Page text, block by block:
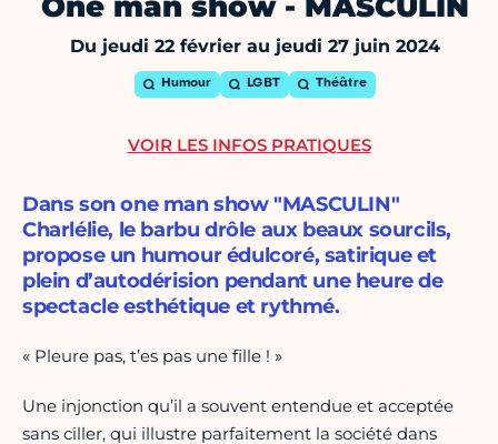
Du jeudi 22 février au jeudi 27 juin 2024
Humour LGBT Théâtre
Dans son one man show "MASCULIN"
Charlélie, le barbu drôle aux beaux sourcils,
propose un humour édulcoré, satirique et
plein d’autodérision pendant une heure de
spectacle esthétique et rythmé.
« Pleure pas, t’es pas une fille ! »
Une injonction qu’il a souvent entendue et acceptée
sans ciller, qui illustre parfaitement la société dans
VOIR LES INFOS PRATIQUES